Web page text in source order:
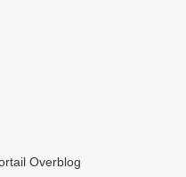
Overblog